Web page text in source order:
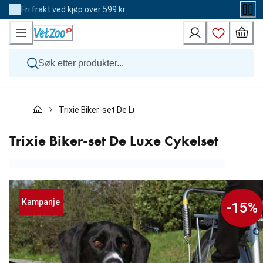
Skip
to
Content
Fri frakt ved kjøp over 599 kr
Katt
Andre dyr
Merker
Trixie Biker-set De Luxe Cykelset
Trixie Biker-set De Luxe Cykelset
Kampanje -15%